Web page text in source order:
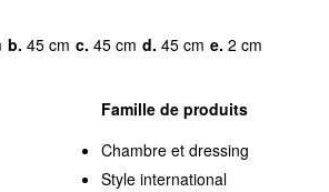
b. 45 cm c. 45 cm d. 45 cm e. 2 cm
Famille de produits
Chambre et dressing
Style international